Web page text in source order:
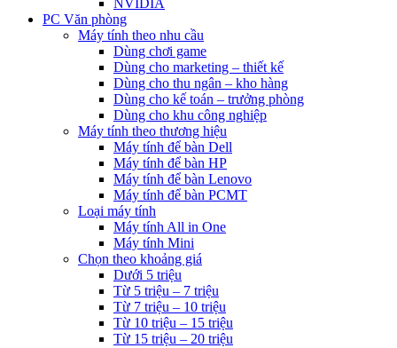
NVIDIA
PC Văn phòng
Máy tính theo nhu cầu
Dùng chơi game
Dùng cho marketing – thiết kế
Dùng cho thu ngân – kho hàng
Dùng cho kế toán – trưởng phòng
Dùng cho khu công nghiệp
Máy tính theo thương hiệu
Máy tính để bàn Dell
Máy tính để bàn HP
Máy tính để bàn Lenovo
Máy tính để bàn PCMT
Loại máy tính
Máy tính All in One
Máy tính Mini
Chọn theo khoảng giá
Dưới 5 triệu
Từ 5 triệu – 7 triệu
Từ 7 triệu – 10 triệu
Từ 10 triệu – 15 triệu
Từ 15 triệu – 20 triệu